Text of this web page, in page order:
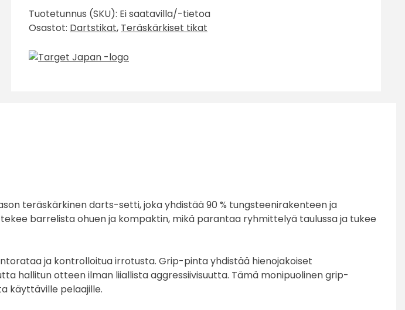
Marque
Dancing
G4
Swiss
Tuotetunnus (SKU): Ei saatavilla/-tietoa
Osastot: Dartstikat, Teräskärkiset tikat
teräskärkinen darts-setti, joka yhdistää 90 % tungsteenirakenteen ja
barrelista ohuen ja kompaktin, mikä parantaa ryhmittelyä taulussa ja tukee
ja kontrolloitua irrotusta. Grip-pinta yhdistää hienojakoiset
hallitun otteen ilman liiallista aggressiivisuutta. Tämä monipuolinen grip-
käyttäville pelaajille.